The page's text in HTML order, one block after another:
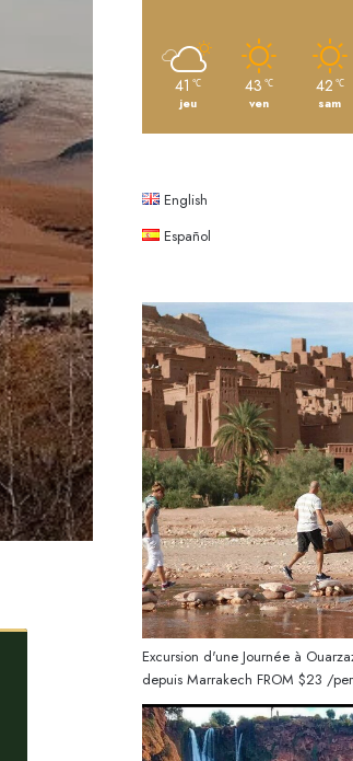
41 ℃
jeu
43 ℃
ven
42 ℃
sam
English
Español
Excursion d'une Journée à
depuis Marrakech FROM$23 /